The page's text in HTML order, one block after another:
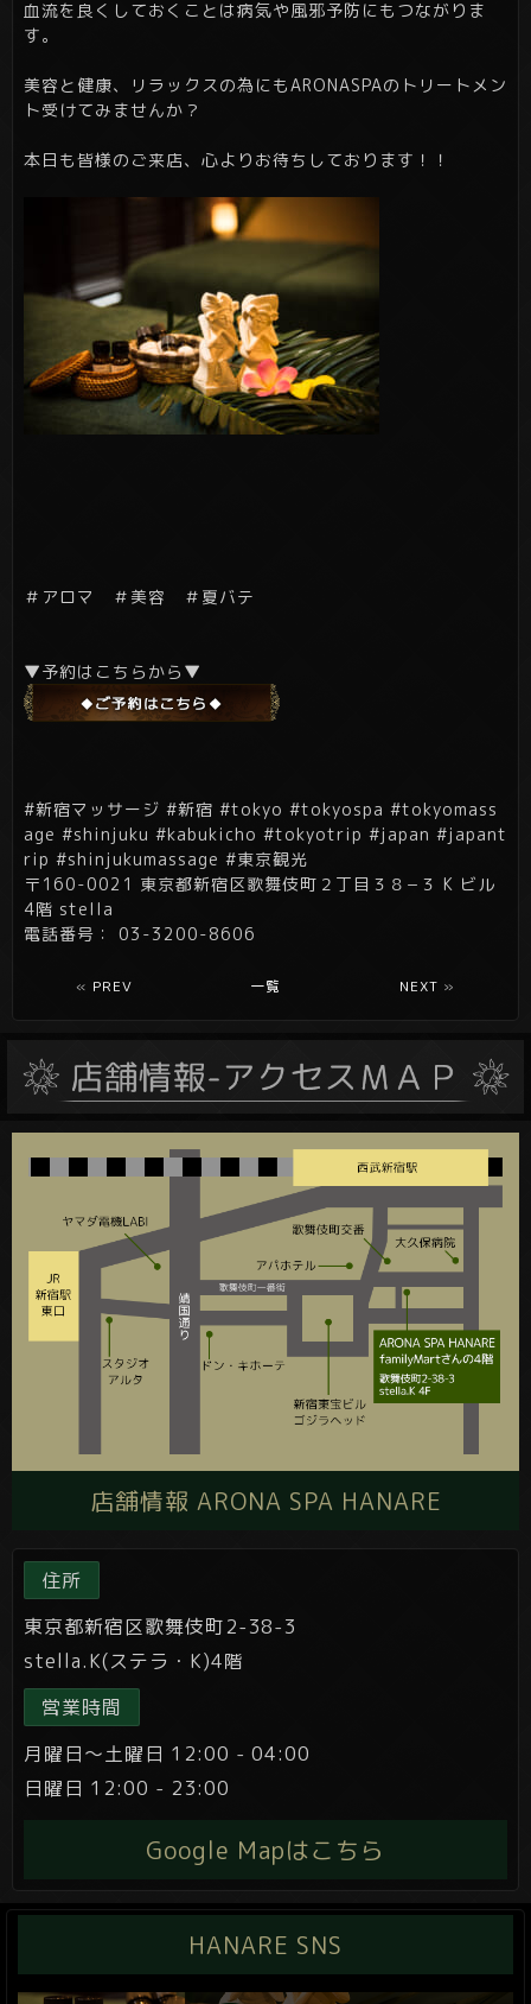
血流を良くしておくことは病気や風邪予防にもつながりま
す。
美容と健康、リラックスの為にもARONASPAのトリートメン
ト受けてみませんか？
本日も皆様のご来店、心よりお待ちしております！！
＃アロマ ＃美容 ＃夏バテ
▼予約はこちらから▼
#新宿マッサージ #新宿 #tokyo #tokyospa #tokyomass
age #shinjuku #kabukicho #tokyotrip #japan #japant
rip #shinjukumassage #東京観光
〒160-0021 東京都新宿区歌舞伎町２丁目３８−３ K ビル
4階 stella
電話番号： 03-3200-8606
« PREV 一覧 NEXT »
店舗情報 ARONA SPA HANARE
住所
東京都新宿区歌舞伎町2-38-3
stella.K(ステラ・K)4階
営業時間
月曜日～土曜日 12:00 - 04:00
日曜日 12:00 - 23:00
Google Mapはこちら
HANARE SNS